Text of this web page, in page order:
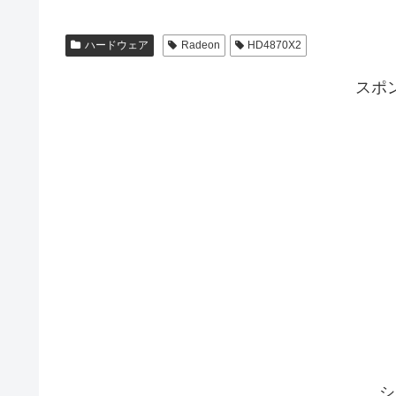
ハードウェア Radeon HD4870X2
スポ